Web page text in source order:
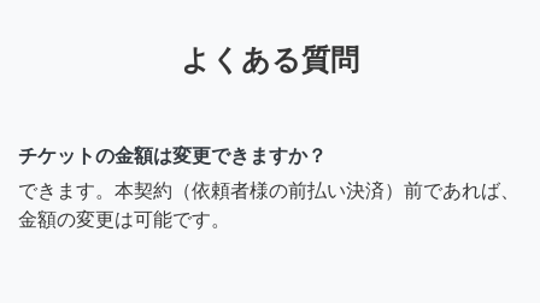
よくある質問
チケットの金額は変更できますか？
できます。本契約（依頼者様の前払い決済）前であれば、
金額の変更は可能です。